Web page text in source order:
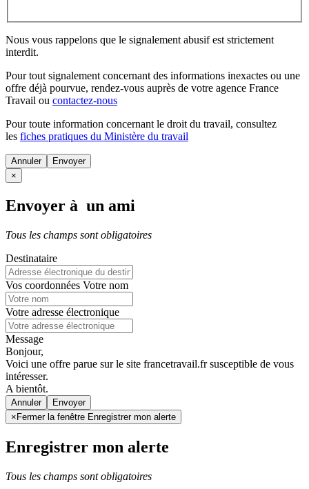
Nous vous rappelons que le signalement abusif est strictement
interdit.
Pour tout signalement concernant des informations inexactes ou une
offre déjà pourvue, rendez-vous auprès de votre agence France
Travail ou contactez-nous
Pour toute information concernant le droit du travail, consultez
les fiches pratiques du Ministère du travail
Annuler
×
Envoyer à un ami
Tous les champs sont obligatoires
Destinataire
Vos coordonnées Votre nom
Votre adresse électronique
Message
Bonjour,
Voici une offre parue sur le site francetravail.fr susceptible de vous
intéresser.
A bientôt.
Annuler
× Fermer la fenêtre Enregistrer mon alerte
Enregistrer mon alerte
Tous les champs sont obligatoires